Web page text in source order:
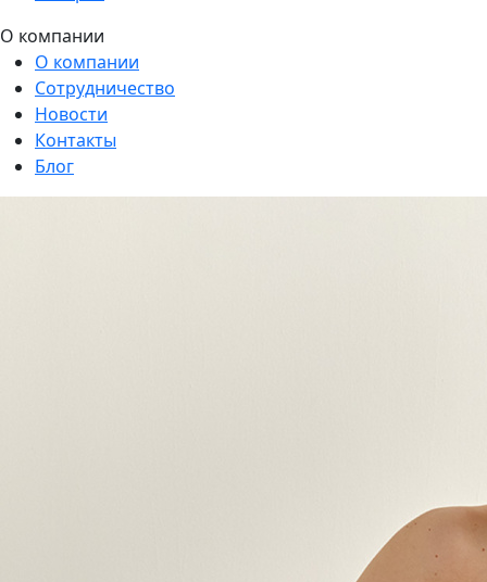
О компании
О компании
Сотрудничество
Новости
Контакты
Блог